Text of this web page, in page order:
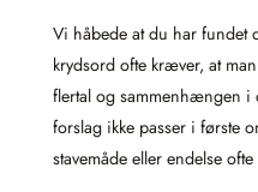
Vi håbede at du har fundet
krydsord ofte kræver, at
flertal og sammenhængen i
forslag ikke passer i første
stavemåde eller endelse